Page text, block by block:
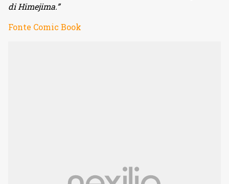
di Himejima.”
Fonte Comic Book